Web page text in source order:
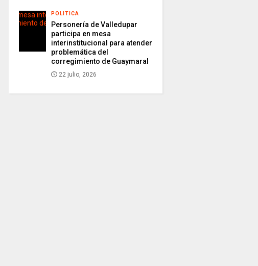
POLITICA
Personería de Valledupar
participa en mesa
interinstitucional para atender
problemática del
corregimiento de Guaymaral
22 julio, 2026